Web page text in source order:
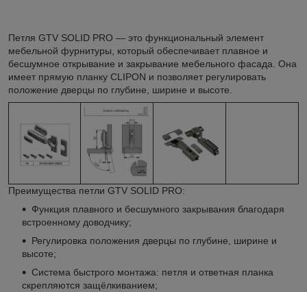
Петля GTV SOLID PRO — это функциональный элемент
мебельной фурнитуры, который обеспечивает плавное и
бесшумное открывание и закрывание мебельного фасада. Она
имеет прямую планку CLIPON и позволяет регулировать
положение дверцы по глубине, ширине и высоте.
Преимущества петли GTV SOLID PRO:
Функция плавного и бесшумного закрывания благодаря
встроенному доводчику;
Регулировка положения дверцы по глубине, ширине и
высоте;
Система быстрого монтажа: петля и ответная планка
скрепляются защёлкиванием;